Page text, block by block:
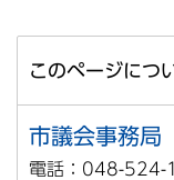
このページにつ
市議会事務局
電話：048-